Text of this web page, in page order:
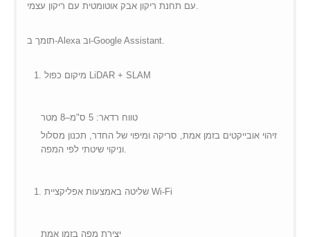
עם תחנת ריקון אבק אוטומטית עם ריקון עצמי.
תומך ב-Alexa וב-Google Assistant.
מיקום כפול LiDAR + SLAM
טווח רדאר: 5 ס"מ–8 מטר
זיהוי אובייקטים בזמן אמת, סריקה ומיפוי של החדר, תכנון מסלול
וניקוי שיטתי לפי המפה.
שליטה באמצעות אפליקציית Wi-Fi
יצירת מפה בזמן אמת